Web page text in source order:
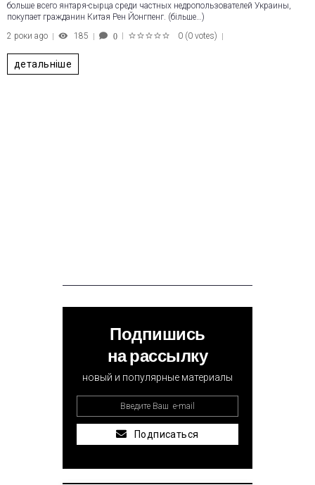
больше всего янтаря-сырца среди частных недропользователей Украины,
покупает гражданин Китая Рен Йонгпенг. (більше…)
2 роки ago
185 0 0 (0 votes)
детальніше
Подпишись
на рассылку
новый и популярные материалы
Подписаться